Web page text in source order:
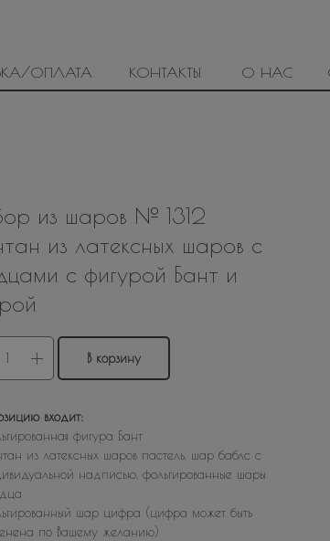
ОПЛАТА КОНТАКТЫ О НАС
из шаров № 1312
из латексных шаров с
с фигурой Бант и
В корзину
входит:
фигура Бант
из латексных шаров пастель, шар баблс с
надписью, фольгированные шары
шар цифра (цифра может быть
по Вашему желанию)